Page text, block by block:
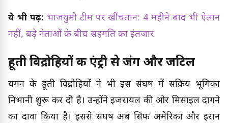
ये भी पढ़ें: भाजयुमो टीम पर खींचतान: 4 महीने बाद भी ऐलान
नहीं, बड़े नेताओं के बीच सहमति का इंतजार
हूती विद्रोहियों की एंट्री से जंग और जटिल
यमन के हूती विद्रोहियों ने भी इस संघर्ष में सक्रिय भूमिका
निभानी शुरू कर दी है। उन्होंने इजरायल की ओर मिसाइल दागने
का दावा किया है। इससे संघर्ष अब सिर्फ अमेरिका और ईरान